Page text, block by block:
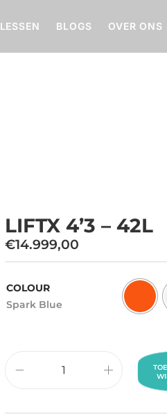
LESSEN BLOGS OVER ONS
LIFTX 4’3 – 42L
€14.999,00
COLOUR
Spark Blue